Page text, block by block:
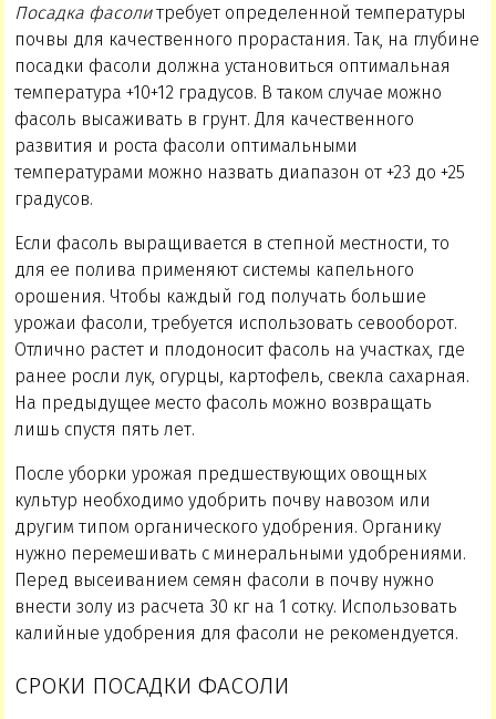
Посадка фасолитребует определенной температуры
почвы для качественного прорастания. Так, на глубине
посадки фасоли должна установиться оптимальная
температура +10+12 градусов. В таком случае можно
фасоль высаживать в грунт. Для качественного
развития и роста фасоли оптимальными
температурами можно назвать диапазон от +23 до +25
градусов.
Если фасоль выращивается в степной местности, то
для ее полива применяют системы капельного
орошения. Чтобы каждый год получать большие
урожаи фасоли, требуется использовать севооборот.
Отлично растет и плодоносит фасоль на участках, где
ранее росли лук, огурцы, картофель, свекла сахарная.
На предыдущее место фасоль можно возвращать
лишь спустя пять лет.
После уборки урожая предшествующих овощных
культур необходимо удобрить почву навозом или
другим типом органического удобрения. Органику
нужно перемешивать с минеральными удобрениями.
Перед высеиванием семян фасоли в почву нужно
внести золу из расчета 30 кг на 1 сотку. Использовать
калийные удобрения для фасоли не рекомендуется.
СРОКИ ПОСАДКИ ФАСОЛИ